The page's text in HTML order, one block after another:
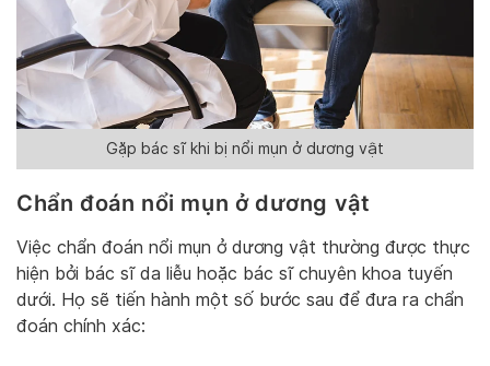
Gặp bác sĩ khi bị nổi mụn ở dương vật
Chẩn đoán nổi mụn ở dương vật
Việc chẩn đoán nổi mụn ở dương vật thường được thực
hiện bởi bác sĩ da liễu hoặc bác sĩ chuyên khoa tuyến
dưới. Họ sẽ tiến hành một số bước sau để đưa ra chẩn
đoán chính xác: